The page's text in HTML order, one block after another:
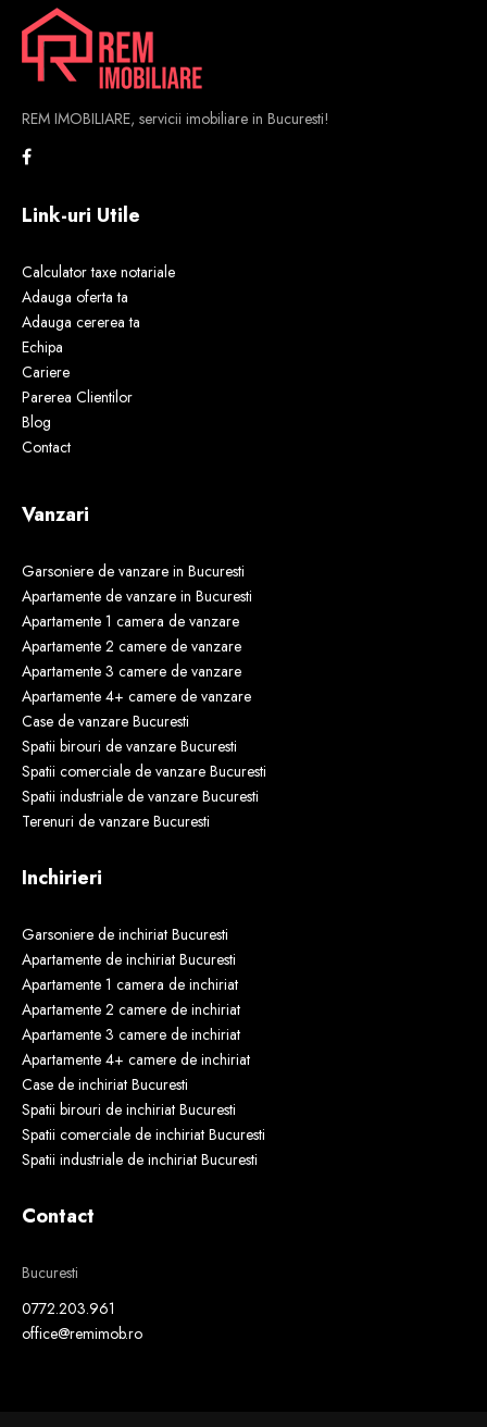
REM IMOBILIARE, servicii imobiliare in Bucuresti!
Link-uri Utile
Calculator taxe notariale
Adauga oferta ta
Adauga cererea ta
Echipa
Cariere
Parerea Clientilor
Blog
Contact
Vanzari
Garsoniere de vanzare in Bucuresti
Apartamente de vanzare in Bucuresti
Apartamente 1 camera de vanzare
Apartamente 2 camere de vanzare
Apartamente 3 camere de vanzare
Apartamente 4+ camere de vanzare
Case de vanzare Bucuresti
Spatii birouri de vanzare Bucuresti
Spatii comerciale de vanzare Bucuresti
Spatii industriale de vanzare Bucuresti
Terenuri de vanzare Bucuresti
Inchirieri
Garsoniere de inchiriat Bucuresti
Apartamente de inchiriat Bucuresti
Apartamente 1 camera de inchiriat
Apartamente 2 camere de inchiriat
Apartamente 3 camere de inchiriat
Apartamente 4+ camere de inchiriat
Case de inchiriat Bucuresti
Spatii birouri de inchiriat Bucuresti
Spatii comerciale de inchiriat Bucuresti
Spatii industriale de inchiriat Bucuresti
Contact
Bucuresti
0772.203.961
office@remimob.ro